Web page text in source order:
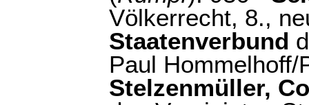
Völkerrecht, 8.,
Staatenverbund
Paul Hommelhoff/
Stelzenmüller,